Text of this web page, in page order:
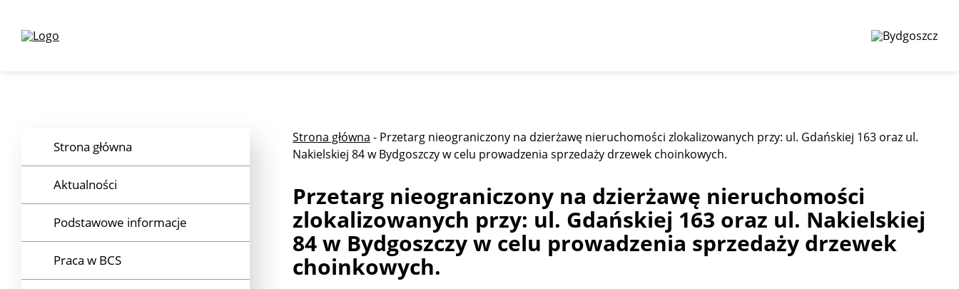
Strona główna
Aktualności
Podstawowe informacje
Podstawowe dane
Praca w BCS
Strona główna - Przetarg nieograniczony na dzierżawę nieruchomości zlokalizowanych przy: ul. Gdańskiej 163 oraz ul.
Nakielskiej 84 w Bydgoszczy w celu prowadzenia sprzedaży drzewek choinkowych.
Przetarg nieograniczony na dzierżawę nieruchomości
zlokalizowanych przy: ul. Gdańskiej 163 oraz ul. Nakielskiej
84 w Bydgoszczy w celu prowadzenia sprzedaży drzewek
choinkowych.